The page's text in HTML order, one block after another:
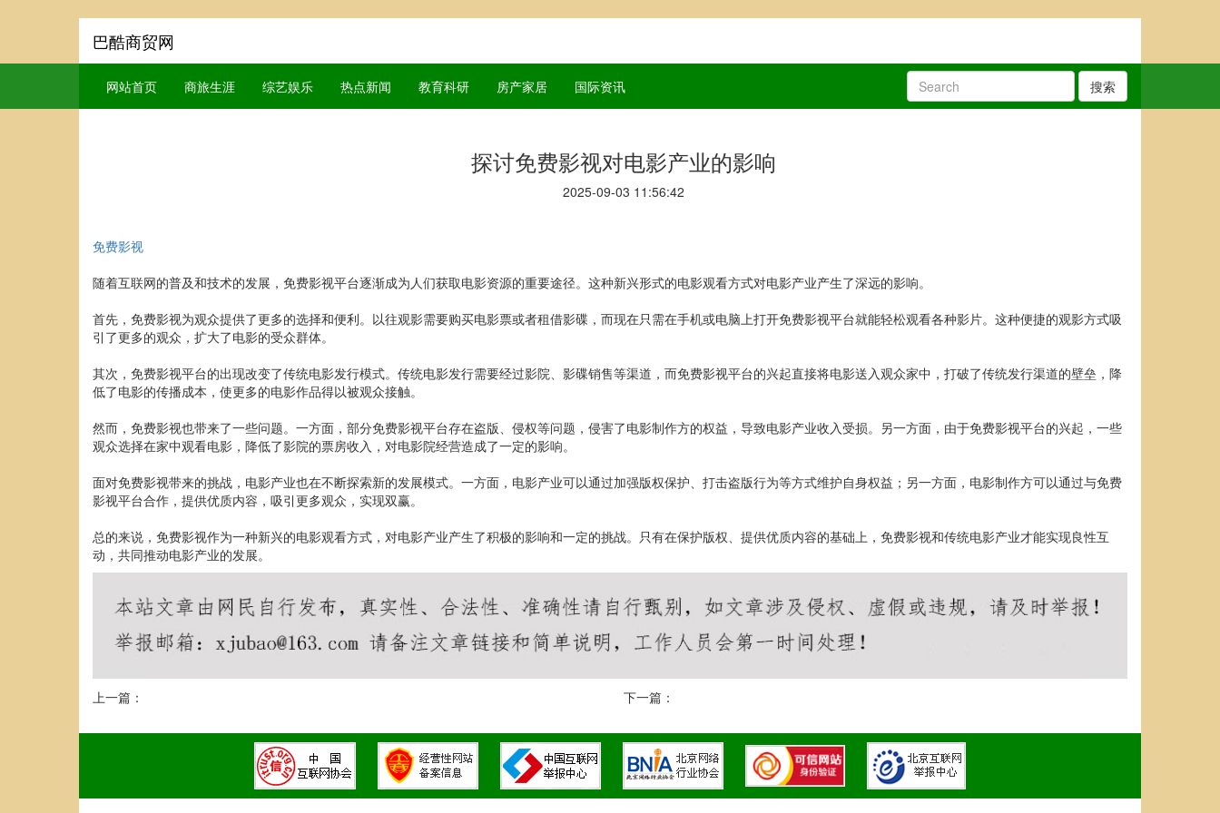
巴酷商贸网
网站首页 商旅生涯 综艺娱乐 热点新闻 教育科研 房产家居 国际资讯 搜索
探讨免费影视对电影产业的影响
2025-09-03 11:56:42
免费影视
随着互联网的普及和技术的发展，免费影视平台逐渐成为人们获取电影资源的重要途径。这种新兴形式的电影观看方式对电影产业产生了深远的影响。
首先，免费影视为观众提供了更多的选择和便利。以往观影需要购买电影票或者租借影碟，而现在只需在手机或电脑上打开免费影视平台就能轻松观看各种影片。这种便捷的观影方式吸
引了更多的观众，扩大了电影的受众群体。
其次，免费影视平台的出现改变了传统电影发行模式。传统电影发行需要经过影院、影碟销售等渠道，而免费影视平台的兴起直接将电影送入观众家中，打破了传统发行渠道的壁垒，降
低了电影的传播成本，使更多的电影作品得以被观众接触。
然而，免费影视也带来了一些问题。一方面，部分免费影视平台存在盗版、侵权等问题，侵害了电影制作方的权益，导致电影产业收入受损。另一方面，由于免费影视平台的兴起，一些
观众选择在家中观看电影，降低了影院的票房收入，对电影院经营造成了一定的影响。
面对免费影视带来的挑战，电影产业也在不断探索新的发展模式。一方面，电影产业可以通过加强版权保护、打击盗版行为等方式维护自身权益；另一方面，电影制作方可以通过与免费
影视平台合作，提供优质内容，吸引更多观众，实现双赢。
总的来说，免费影视作为一种新兴的电影观看方式，对电影产业产生了积极的影响和一定的挑战。只有在保护版权、提供优质内容的基础上，免费影视和传统电影产业才能实现良性互
动，共同推动电影产业的发展。
上一篇： 下一篇：